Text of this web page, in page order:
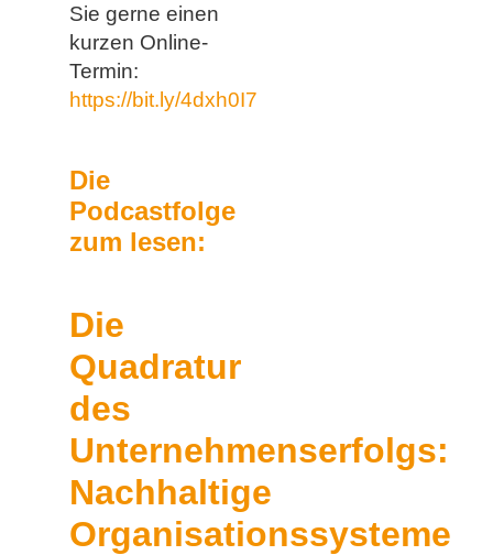
Sie gerne einen
kurzen Online-
Termin:
https://bit.ly/4dxh0I7
Die
Podcastfolge
zum lesen:
Die
Quadratur
des
Unternehmenserfolgs:
Nachhaltige
Organisationssysteme